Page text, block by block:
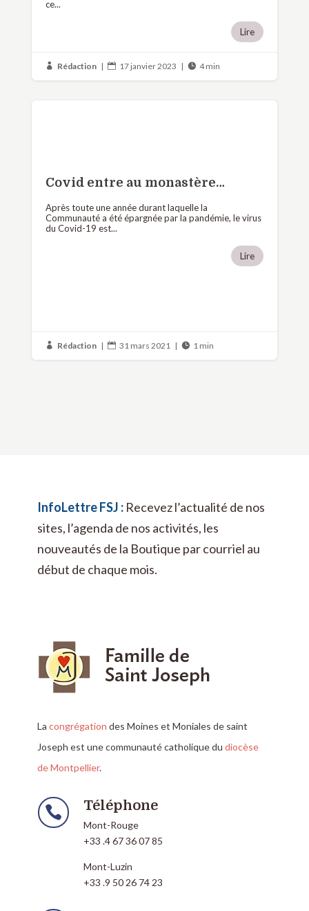
ce...
Lire
 Rédaction |  17 janvier 2023 |  4 min
Covid entre au monastère…
Après toute une année durant laquelle la
Communauté a été épargnée par la pandémie, le virus
du Covid-19 est...
Lire
 Rédaction |  31 mars 2021 |  1 min
InfoLettre FSJ : Recevez l’actualité de nos
sites, l’agenda de nos activités, les
nouveautés de la Boutique par courriel au
début de chaque mois.
Lacongrégation des Moines et Moniales de saint
Joseph est une communauté catholique dudiocèse
de Montpellier.
 Téléphone
Mont-Rouge
+33 .4 67 36 07 85
Mont-Luzin
+33 .9 50 26 74 23